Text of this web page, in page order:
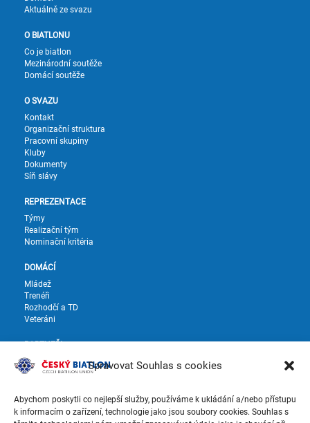
Spravovat Souhlas s cookies
Abychom poskytli co nejlepší služby, používáme k ukládání a/nebo přístupu
k informacím o zařízení, technologie jako jsou soubory cookies. Souhlas s
Aktuálně ze svazu
O BIATLONU
Co je biatlon
Mezinárodní soutěže
Domácí soutěže
O SVAZU
Kontakt
Organizační struktura
Pracovní skupiny
Kluby
Dokumenty
Síň slávy
REPREZENTACE
Týmy
Realizační tým
Nominační kritéria
DOMÁCÍ
Mládež
Trenéři
Rozhodčí a TD
Veteráni
PARTNEŘI
Partneři
Dodavatelé
SOUTĚŽE A VÝSLEDKY
Soutěže a výsledky ČP